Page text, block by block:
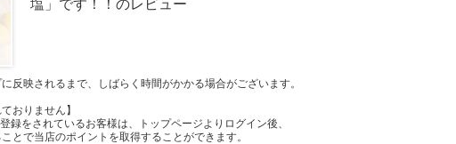
塩」です！！のレビュー
反映されるまで、しばらく時間がかかる場合がございます。
おりません】
録をされているお客様は、トップページよりログイン後、
とで当店のポイントを取得することができます。